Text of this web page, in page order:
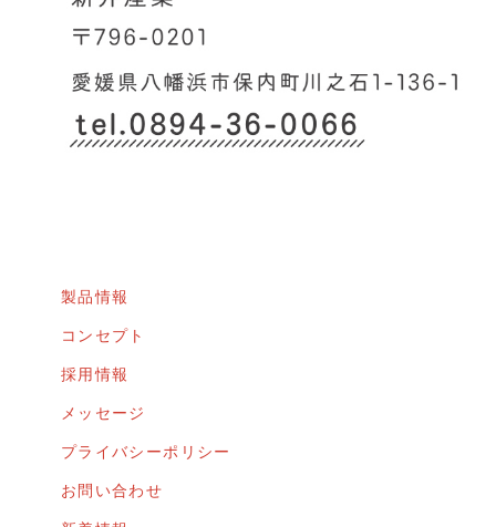
製品情報
コンセプト
採用情報
メッセージ
プライバシーポリシー
お問い合わせ